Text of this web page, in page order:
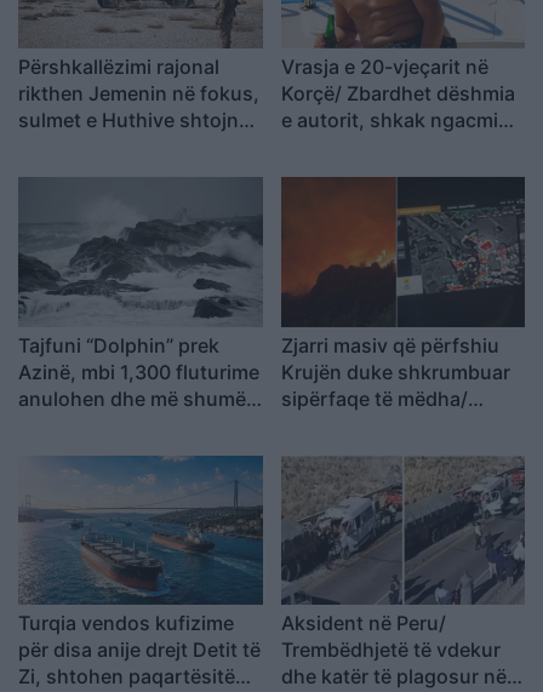
Përshkallëzimi rajonal
rikthen Jemenin në fokus,
sulmet e Huthive shtojnë
luftës
Vrasja e 20-vjeçarit në
Korçë/ Zbardhet dëshmia
e autorit, shkak ngacmimi
Tajfuni “Dolphin” prek
Azinë, mbi 1,300 fluturime
anulohen dhe më shumë
evakuohen
Zjarri masiv që përfshiu
Krujën duke shkrumbuar
sipërfaqe të mëdha/
bilanc tragjik
Turqia vendos kufizime
për disa anije drejt Detit të
Zi, shtohen paqartësitë
Aksident në Peru/
Trembëdhjetë të vdekur
dhe katër të plagosur në